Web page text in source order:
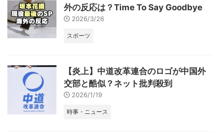
外の反応は？Time To Say Goodbye
2026/3/26
スポーツ
【炎上】中道改革連合のロゴが中国外
交部と酷似？ネット批判殺到
2026/1/19
時事・ニュース